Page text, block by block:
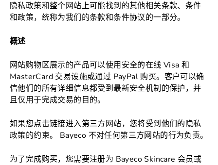
隐私政策和整个网站上可能找到的其他相关条款、条件
和政策，统称为我们的条款和条件协议的一部分。
概述
网站购物区展示的产品可以使用安全的在线 Visa 和
MasterCard 交易设施或通过 PayPal 购买。客户可以确
信他们的所有详细信息都受到最新安全机制的保护，并
且仅用于完成交易的目的。
如果您点击链接进入第三方网站，您将受到他们的隐私
政策的约束。 Bayeco 不对任何第三方网站的行为负责。
为了完成购买，您需要注册为 Bayeco Skincare 会员或